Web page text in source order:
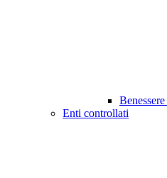
Enti controllati